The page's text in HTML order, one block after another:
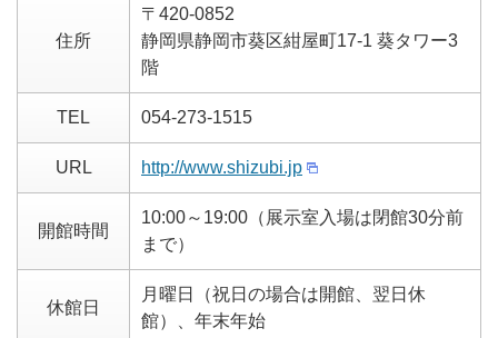
住所
〒420-0852
静岡県静岡市葵区紺屋町17-1 葵タワー3
階
TEL 054-273-1515
URL http://www.shizubi.jp
開館時間
10:00～19:00（展示室入場は閉館30分前
まで）
休館日
月曜日（祝日の場合は開館、翌日休
館）、年末年始